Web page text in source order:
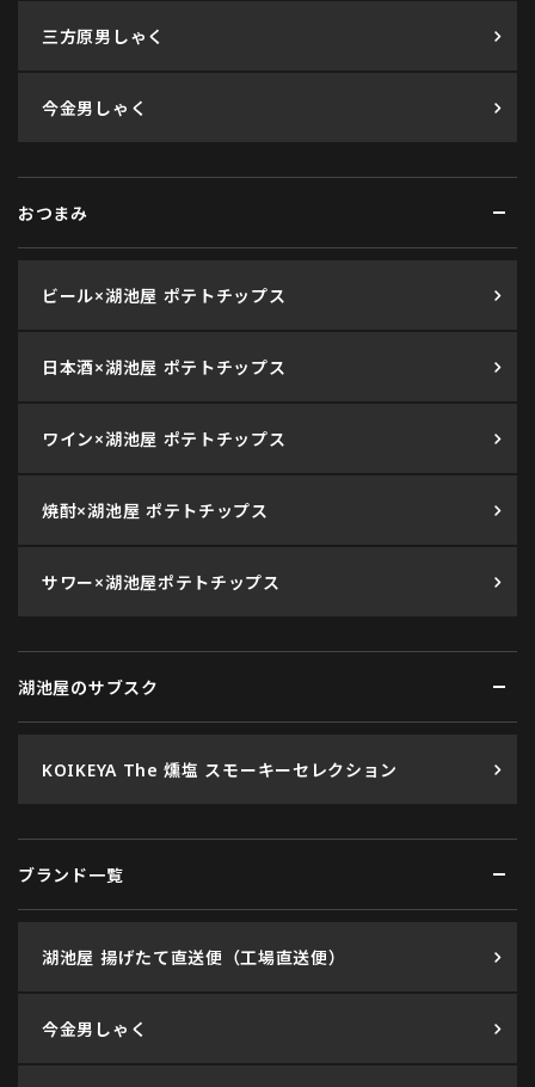
三方原男しゃく
今金男しゃく
おつまみ
ビール×湖池屋 ポテトチップス
日本酒×湖池屋 ポテトチップス
ワイン×湖池屋 ポテトチップス
焼酎×湖池屋 ポテトチップス
サワー×湖池屋ポテトチップス
湖池屋のサブスク
KOIKEYA The 燻塩 スモーキーセレクション
ブランド一覧
湖池屋 揚げたて直送便（工場直送便）
今金男しゃく